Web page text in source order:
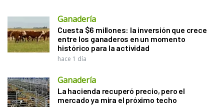
Ganadería
Cuesta $6 millones: la inversión que crece
entre los ganaderos en un momento
histórico para la actividad
hace 1 día
Ganadería
La hacienda recuperó precio, pero el
mercado ya mira el próximo techo